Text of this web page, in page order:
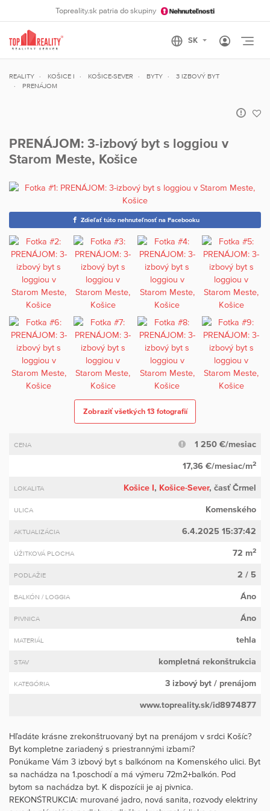
Topreality.sk patria do skupiny
REALITY KOŠICE I KOŠICE-SEVER BYTY
3 IZBOVÝ BYT
PRENÁJOM
PRENÁJOM: 3-izbový byt s loggiou v
Starom Meste, Košice
Zdieľať túto nehnuteľnosť na Facebooku
Zobraziť všetkých 13 fotografií
CENA 1 250 €/mesiac
17,36 €/mesiac/m2
LOKALITA Košice I, Košice-Sever, časť Črmel
ULICA Komenského
AKTUALIZÁCIA 6.4.2025 15:37:42
ÚŽITKOVÁ PLOCHA 72 m2
PODLAŽIE 2 / 5
BALKÓN / LOGGIA Áno
PIVNICA Áno
MATERIÁL tehla
STAV kompletná rekonštrukcia
KATEGÓRIA 3 izbový byt / prenájom
www.topreality.sk/id8974877
Hľadáte krásne zrekonštruovaný byt na prenájom v srdci Košíc?
Byt kompletne zariadený s priestrannými izbami?
Ponúkame Vám 3 izbový byt s balkónom na Komenského ulici. Byt
sa nachádza na 1.poschodí a má výmeru 72m2+balkón. Pod
bytom sa nachádza byt. K dispozícii je aj pivnica.
REKONŚTRUKCIA: murované jadro, nová sanita, rozvody elektriny